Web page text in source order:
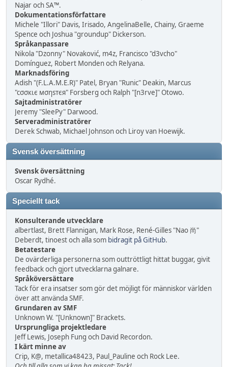
Najar och SA™.
Dokumentationsförfattare
Michele "Illori" Davis, Irisado, AngelinaBelle, Chainy, Graeme
Spence och Joshua "groundup" Dickerson.
Språkanpassare
Nikola "Dzonny" Novaković, m4z, Francisco "d3vcho"
Domínguez, Robert Monden och Relyana.
Marknadsföring
Adish "(F.L.A.M.E.R)" Patel, Bryan "Runic" Deakin, Marcus
"cσσкιє мσηѕтєя" Forsberg och Ralph "[n3rve]" Otowo.
Sajtadministratörer
Jeremy "SleePy" Darwood.
Serveradministratörer
Derek Schwab, Michael Johnson och Liroy van Hoewijk.
Svensk översättning
Svensk översättning
Oscar Rydhé.
Speciellt tack
Konsulterande utvecklare
albertlast, Brett Flannigan, Mark Rose, René-Gilles "Nao 尚"
Deberdt, tinoest och alla som bidragit på GitHub.
Betatestare
De ovärderliga personerna som outtröttligt hittat buggar, givit
feedback och gjort utvecklarna galnare.
Språköversättare
Tack för era insatser som gör det möjligt för människor världen
över att använda SMF.
Grundaren av SMF
Unknown W. "[Unknown]" Brackets.
Ursprungliga projektledare
Jeff Lewis, Joseph Fung och David Recordon.
I kärt minne av
Crip, K@, metallica48423, Paul_Pauline och Rock Lee.